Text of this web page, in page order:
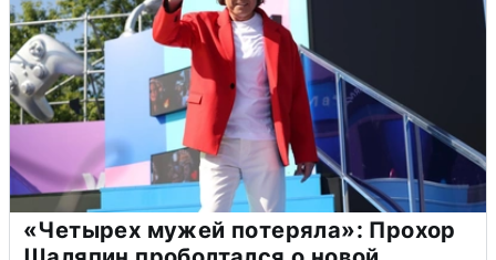
«Четырех мужей потеряла»: Прохор